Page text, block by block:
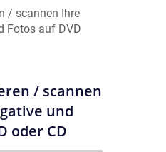
/ scannen
und
oder CD